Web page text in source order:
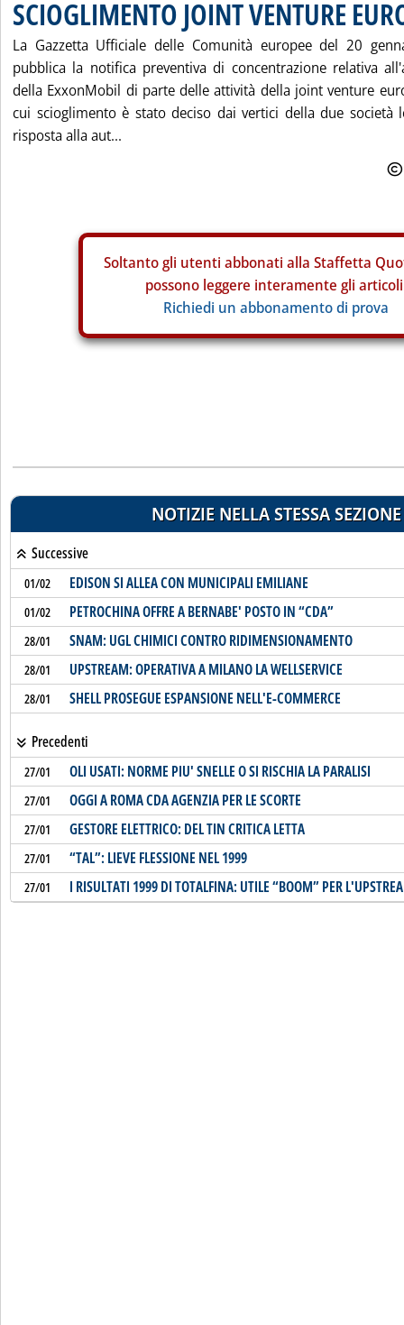
SCIOGLIMENTO JOINT VENTURE
La Gazzetta Ufficiale delle Comunità europee del 20
pubblica la notifica preventiva di concentrazione relativa
della ExxonMobil di parte delle attività della joint venture
cui scioglimento è stato deciso dai vertici della due società
risposta alla aut...
Soltanto gli utenti abbonati alla Staffetta
possono leggere interamente gli
Richiedi un abbonamento di prova
NOTIZIE NELLA STESSA SEZIONE
Successive
01/02 EDISON SI ALLEA CON MUNICIPALI EMILIANE
01/02 PETROCHINA OFFRE A BERNABE' POSTO IN “CDA”
28/01 SNAM: UGL CHIMICI CONTRO RIDIMENSIONAMENTO
28/01 UPSTREAM: OPERATIVA A MILANO LA WELLSERVICE
28/01 SHELL PROSEGUE ESPANSIONE NELL'E-COMMERCE
Precedenti
27/01 OLI USATI: NORME PIU' SNELLE O SI RISCHIA LA PARALISI
27/01 OGGI A ROMA CDA AGENZIA PER LE SCORTE
27/01 GESTORE ELETTRICO: DEL TIN CRITICA LETTA
27/01 “TAL”: LIEVE FLESSIONE NEL 1999
27/01 I RISULTATI 1999 DI TOTALFINA: UTILE “BOOM” PER